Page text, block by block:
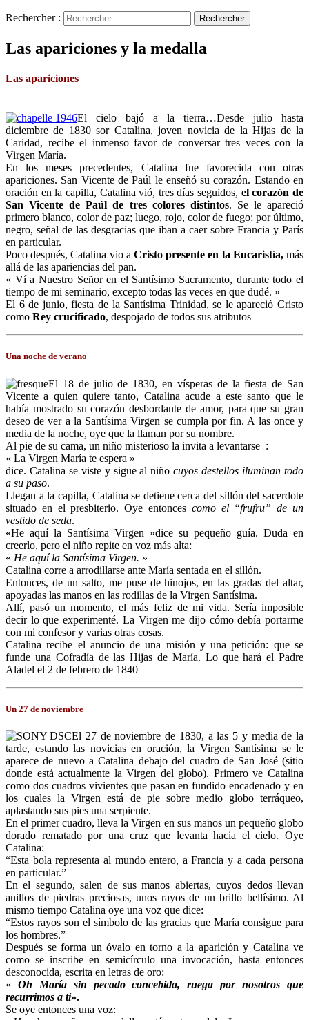
Rechercher :
Las apariciones y la medalla
Las apariciones
El cielo bajó a la tierra…Desde julio hasta
diciembre de 1830 sor Catalina, joven novicia de la Hijas de la
Caridad, recibe el inmenso favor de conversar tres veces con la
Virgen María.
En los meses precedentes, Catalina fue favorecida con otras
apariciones. San Vicente de Paúl le enseñó su corazón. Estando en
oración en la capilla, Catalina vió, tres días seguidos, el corazón de
San Vicente de Paúl de tres colores distintos. Se le apareció
primero blanco, color de paz; luego, rojo, color de fuego; por último,
negro, señal de las desgracias que iban a caer sobre Francia y París
en particular.
Poco después, Catalina vio a Cristo presente en la Eucaristía,más
allá de las apariencias del pan.
« Ví a Nuestro Señor en el Santísimo Sacramento, durante todo el
tiempo de mi seminario, excepto todas las veces en que dudé. »
El 6 de junio, fiesta de la Santísima Trinidad, se le apareció Cristo
como Rey crucificado, despojado de todos sus atributos
Una noche de verano
El 18 de julio de 1830, en vísperas de la fiesta de San
Vicente a quien quiere tanto, Catalina acude a este santo que le
había mostrado su corazón desbordante de amor, para que su gran
deseo de ver a la Santísima Virgen se cumpla por fin. A las once y
media de la noche, oye que la llaman por su nombre.
Al pie de su cama, un niño misterioso la invita a levantarse :
« La Virgen María te espera »
dice. Catalina se viste y sigue al niñocuyos destellos iluminan todo
a su paso.
Llegan a la capilla, Catalina se detiene cerca del sillón del sacerdote
situado en el presbiterio. Oye entonces como el “frufru” de un
vestido de seda.
«He aquí la Santísima Virgen »dice su pequeño guía. Duda en
creerlo, pero el niño repite en voz más alta:
« He aquí la Santísima Virgen. »
Catalina corre a arrodillarse ante María sentada en el sillón.
Entonces, de un salto, me puse de hinojos, en las gradas del altar,
apoyadas las manos en las rodillas de la Virgen Santísima.
Allí, pasó un momento, el más feliz de mi vida. Sería imposible
decir lo que experimenté. La Virgen me dijo cómo debía portarme
con mi confesor y varias otras cosas.
Catalina recibe el anuncio de una misión y una petición: que se
funde una Cofradía de las Hijas de María. Lo que hará el Padre
Aladel el 2 de febrero de 1840
Un 27 de noviembre
El 27 de noviembre de 1830, a las 5 y media de la
tarde, estando las novicias en oración, la Virgen Santísima se le
aparece de nuevo a Catalina debajo del cuadro de San José (sitio
donde está actualmente la Virgen del globo). Primero ve Catalina
como dos cuadros vivientes que pasan en fundido encadenado y en
los cuales la Virgen está de pie sobre medio globo terráqueo,
aplastando sus pies una serpiente.
En el primer cuadro, lleva la Virgen en sus manos un pequeño globo
dorado rematado por una cruz que levanta hacia el cielo. Oye
Catalina:
“Esta bola representa al mundo entero, a Francia y a cada persona
en particular.”
En el segundo, salen de sus manos abiertas, cuyos dedos llevan
anillos de piedras preciosas, unos rayos de un brillo bellísimo. Al
mismo tiempo Catalina oye una voz que dice:
“Estos rayos son el símbolo de las gracias que María consigue para
los hombres.”
Después se forma un óvalo en torno a la aparición y Catalina ve
como se inscribe en semicírculo una invocación, hasta entonces
desconocida, escrita en letras de oro:
« Oh María sin pecado concebida,
ruega por nosotros que
recurrimos a ti».
Se oye entonces una voz: